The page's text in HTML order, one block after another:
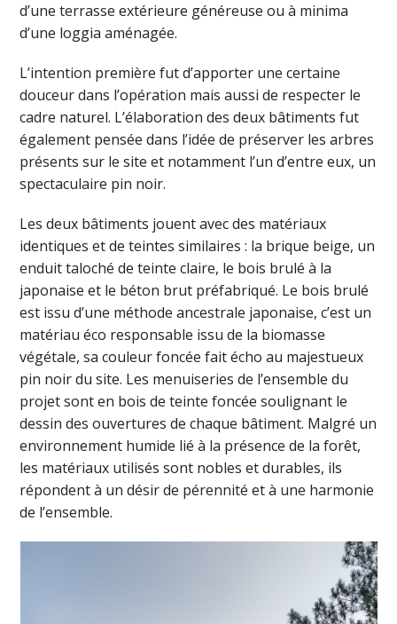
d’une terrasse extérieure généreuse ou à minima
d’une loggia aménagée.
L’intention première fut d’apporter une certaine
douceur dans l’opération mais aussi de respecter le
cadre naturel. L’élaboration des deux bâtiments fut
également pensée dans l’idée de préserver les arbres
présents sur le site et notamment l’un d’entre eux, un
spectaculaire pin noir.
Les deux bâtiments jouent avec des matériaux
identiques et de teintes similaires : la brique beige, un
enduit taloché de teinte claire, le bois brulé à la
japonaise et le béton brut préfabriqué. Le bois brulé
est issu d’une méthode ancestrale japonaise, c’est un
matériau éco responsable issu de la biomasse
végétale, sa couleur foncée fait écho au majestueux
pin noir du site. Les menuiseries de l’ensemble du
projet sont en bois de teinte foncée soulignant le
dessin des ouvertures de chaque bâtiment. Malgré un
environnement humide lié à la présence de la forêt,
les matériaux utilisés sont nobles et durables, ils
répondent à un désir de pérennité et à une harmonie
de l’ensemble.